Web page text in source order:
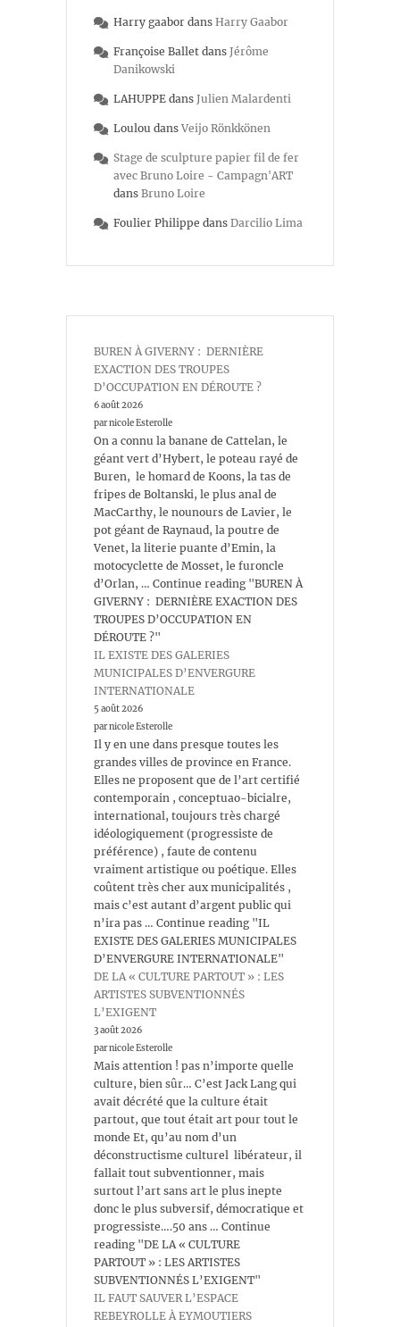
Harry gaabor dans Harry Gaabor
Françoise Ballet dans Jérôme
Danikowski
LAHUPPE dans Julien Malardenti
Loulou dans Veijo Rönkkönen
Stage de sculpture papier fil de fer
avec Bruno Loire - Campagn'ART
dans Bruno Loire
Foulier Philippe dans Darcilio Lima
BUREN À GIVERNY : DERNIÈRE
EXACTION DES TROUPES
D’OCCUPATION EN DÉROUTE ?
6 août 2026
par nicole Esterolle
On a connu la banane de Cattelan, le
géant vert d’Hybert, le poteau rayé de
Buren, le homard de Koons, la tas de
fripes de Boltanski, le plus anal de
MacCarthy, le nounours de Lavier, le
pot géant de Raynaud, la poutre de
Venet, la literie puante d’Emin, la
motocyclette de Mosset, le furoncle
d’Orlan, … Continue reading "BUREN À
GIVERNY : DERNIÈRE EXACTION DES
TROUPES D’OCCUPATION EN
DÉROUTE ?"
IL EXISTE DES GALERIES
MUNICIPALES D’ENVERGURE
INTERNATIONALE
5 août 2026
par nicole Esterolle
Il y en une dans presque toutes les
grandes villes de province en France.
Elles ne proposent que de l’art certifié
contemporain , conceptuao-bicialre,
international, toujours très chargé
idéologiquement (progressiste de
préférence) , faute de contenu
vraiment artistique ou poétique. Elles
coûtent très cher aux municipalités ,
mais c’est autant d’argent public qui
n’ira pas … Continue reading "IL
EXISTE DES GALERIES MUNICIPALES
D’ENVERGURE INTERNATIONALE"
DE LA « CULTURE PARTOUT » : LES
ARTISTES SUBVENTIONNÉS
L’EXIGENT
3 août 2026
par nicole Esterolle
Mais attention ! pas n’importe quelle
culture, bien sûr… C’est Jack Lang qui
avait décrété que la culture était
partout, que tout était art pour tout le
monde Et, qu’au nom d’un
déconstructisme culturel libérateur, il
fallait tout subventionner, mais
surtout l’art sans art le plus inepte
donc le plus subversif, démocratique et
progressiste….50 ans … Continue
reading "DE LA « CULTURE
PARTOUT » : LES ARTISTES
SUBVENTIONNÉS L’EXIGENT"
IL FAUT SAUVER L’ESPACE
REBEYROLLE À EYMOUTIERS